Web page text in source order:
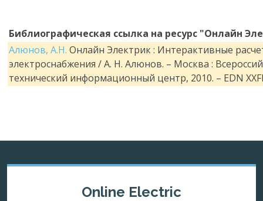
Библиографическая ссылка на ресурс "Онлайн
Алюнов, А.Н. Онлайн Электрик : Интерактивные
электроснабжения / А. Н. Алюнов. – Москва :
технический информационный центр, 2010. – EDN
Online Electric